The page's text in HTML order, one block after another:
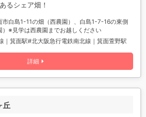
詳細
るシェア畑！
市白島1-11の畑（西農園）、白島1-7-16の東側
）※見学は西農園までお越しください
｜箕面駅#北大阪急行電鉄南北線｜箕面萱野駅
丘